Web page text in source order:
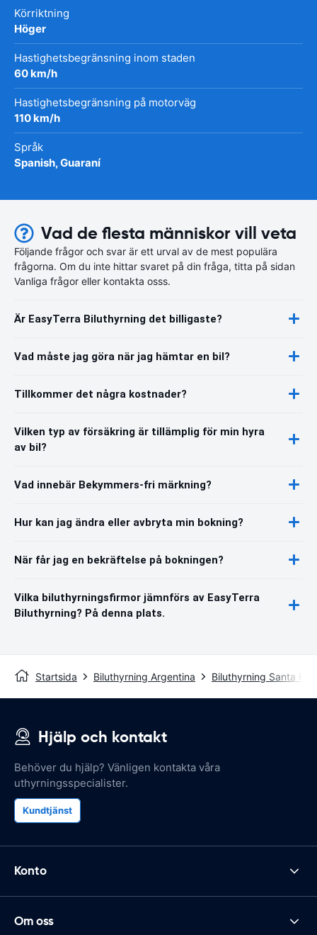
Körriktning
Höger
Hastighetsbegränsning inom staden
60 km/h
Hastighetsbegränsning på motorväg
110 km/h
Språk
Spanish, Guaraní
Vad de flesta människor vill veta
Följande frågor och svar är ett urval av de mest populära
frågorna. Om du inte hittar svaret på din fråga, titta på sidan
Vanliga frågor eller kontakta osss.
Är EasyTerra Biluthyrning det billigaste?
Vad måste jag göra när jag hämtar en bil?
Tillkommer det några kostnader?
Vilken typ av försäkring är tillämplig för min hyra
av bil?
Vad innebär Bekymmers-fri märkning?
Hur kan jag ändra eller avbryta min bokning?
När får jag en bekräftelse på bokningen?
Vilka biluthyrningsfirmor jämnförs av EasyTerra
Biluthyrning? På denna plats.
Startsida Biluthyrning Argentina Biluthyrning Santa Fé
Hjälp och kontakt
Behöver du hjälp? Vänligen kontakta våra
uthyrningsspecialister.
Kundtjänst
Konto
Om oss